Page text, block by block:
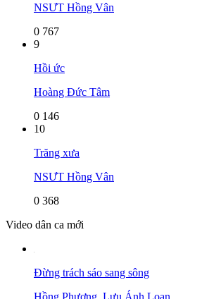
NSƯT Hồng Vân
0 767
9
Hồi ức
Hoàng Đức Tâm
0 146
10
Trăng xưa
NSƯT Hồng Vân
0 368
Video dân ca mới
Đừng trách sáo sang sông
Hồng Phượng, Lưu Ánh Loan